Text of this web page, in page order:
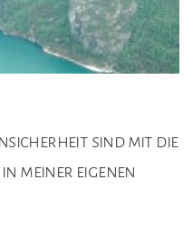
sind mit die
meiner eigenen